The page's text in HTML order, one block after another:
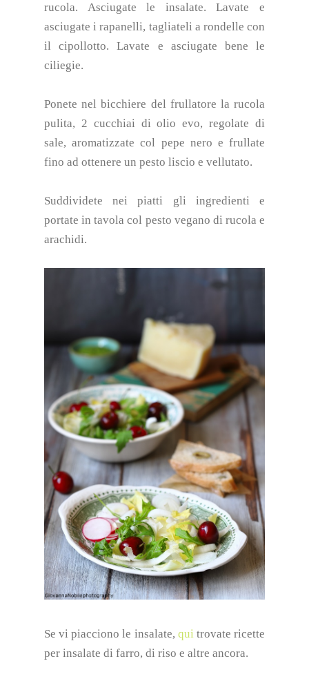
rucola. Asciugate le insalate. Lavate e
asciugate i rapanelli, tagliateli a rondelle con
il cipollotto. Lavate e asciugate bene le
ciliegie.
Ponete nel bicchiere del frullatore la rucola
pulita, 2 cucchiai di olio evo, regolate di
sale, aromatizzate col pepe nero e frullate
fino ad ottenere un pesto liscio e vellutato.
Suddividete nei piatti gli ingredienti e
portate in tavola col pesto vegano di rucola e
arachidi.
Se vi piacciono le insalate, quitrovate ricette
per insalate di farro, di riso e altre ancora.